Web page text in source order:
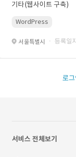
기타(웹사이트 구축)
WordPress
서울특별시 · 등록일
로
서비스 전체보기